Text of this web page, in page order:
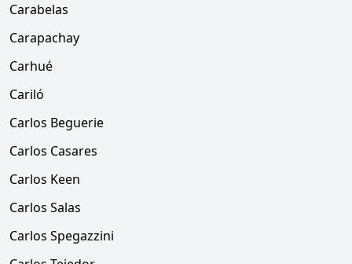
Carabelas
Carapachay
Carhué
Cariló
Carlos Beguerie
Carlos Casares
Carlos Keen
Carlos Salas
Carlos Spegazzini